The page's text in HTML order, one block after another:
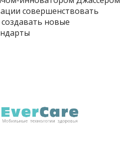
совершенствовать
новые